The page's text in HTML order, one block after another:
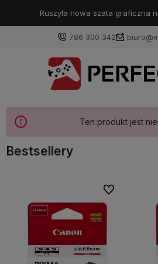
Ruszyła nowa szata graficzna
786 300 342
Ten produkt jest
Bestsellery
Do ulubionych